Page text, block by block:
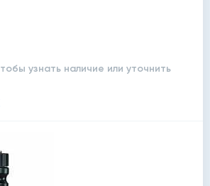
узнать наличие или уточнить